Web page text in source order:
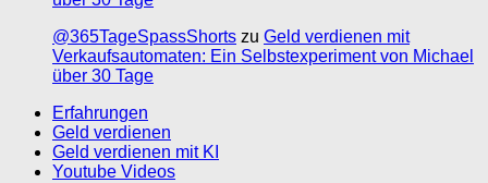
@365TageSpassShorts zu Geld verdienen mit
Verkaufsautomaten: Ein Selbstexperiment von Michael
über 30 Tage
Erfahrungen
Geld verdienen
Geld verdienen mit KI
Youtube Videos